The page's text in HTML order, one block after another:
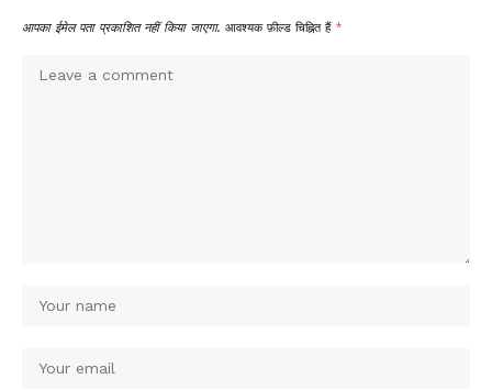
आपका ईमेल पता प्रकाशित नहीं किया जाएगा. आवश्यक फ़ील्ड चिह्नित हैं *